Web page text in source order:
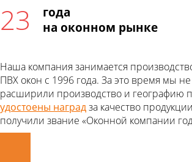
23
года
на оконном рынке
Наша компания занимается
ПВХ окон с 1996 года. За это время мы не
расширили производство и географию
удостоены наградза качество
получили звание «Оконной компании